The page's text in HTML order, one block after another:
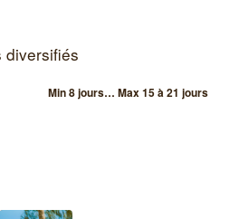
diversifiés
Min 8 jours… Max 15 à 21 jours